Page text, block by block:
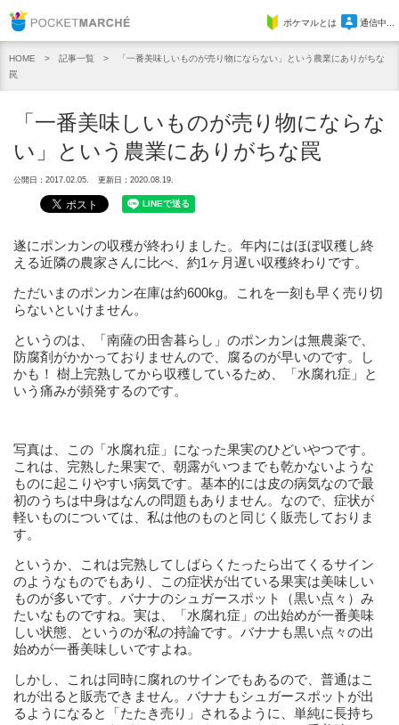
Pocket Marcheポケマルとは 通信中...
HOME 記事一覧
「一番美味しいものが売り物にならない」という農業にありがちな
罠
「一番美味しいものが売り物にならな
い」という農業にありがちな罠
公開日：2017.02.05. 更新日：2020.08.19.
遂にポンカンの収穫が終わりました。年内にはほぼ収穫し終
える近隣の農家さんに比べ、約1ヶ月遅い収穫終わりです。
ただいまのポンカン在庫は約600kg。これを一刻も早く売り切
らないといけません。
というのは、「南薩の田舎暮らし」のポンカンは無農薬で、
防腐剤がかかっておりませんので、腐るのが早いのです。し
かも！ 樹上完熟してから収穫しているため、「水腐れ症」と
いう痛みが頻発するのです。
写真は、この「水腐れ症」になった果実のひどいやつです。
これは、完熟した果実で、朝露がいつまでも乾かないような
ものに起こりやすい病気です。基本的には皮の病気なので最
初のうちは中身はなんの問題もありません。なので、症状が
軽いものについては、私は他のものと同じく販売しておりま
す。
というか、これは完熟してしばらくたったら出てくるサイン
のようなものでもあり、この症状が出ている果実は美味しい
ものが多いです。バナナのシュガースポット（黒い点々）み
たいなものですね。実は、「水腐れ症」の出始めが一番美味
しい状態、というのが私の持論です。バナナも黒い点々の出
始めが一番美味しいですよね。
しかし、これは同時に腐れのサインでもあるので、普通はこ
れが出ると販売できません。バナナもシュガースポットが出
るようになると「たたき売り」されるように、単純に長持ち